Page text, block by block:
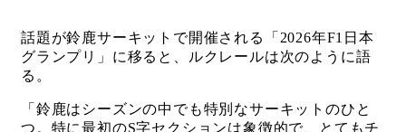
話題が鈴鹿サーキットで開催される「2026年F1日本
グランプリ」に移ると、ルクレールは次のように語
る。
「鈴鹿はシーズンの中でも特別なサーキットのひと
つ。特に最初のS字セクションは象徴的で、とてもチ